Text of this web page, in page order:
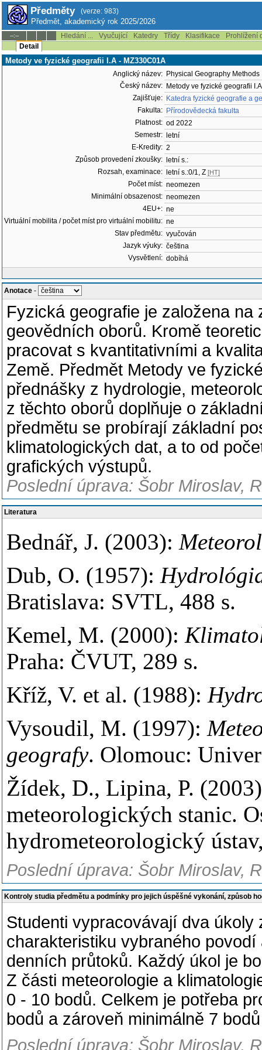
Předměty (verze: 983)
Předmět, akademický rok 2025/2026
--:-- Hledání ... Vyučující Katedry Třídy Klasifikace
Prohlížení
Detail
Metody ve fyzické geografii I.A - MZ330C01A
Anglický název: Physical Geography Methods
Český název: Metody ve fyzické geografii I.A
Zajišťuje: Katedra fyzické geografie a
Fakulta: Přírodovědecká fakulta
Platnost: od 2022
Semestr:
letní
E-Kredity: 2
Způsob provedení zkoušky:
letní s.:
Rozsah, examinace:
letní s.:0/1, Z [HT]
Počet míst: neomezen
Minimální obsazenost: neomezen
4EU+: ne
Virtuální mobilita / počet míst pro virtuální mobilitu: ne
Stav předmětu: vyučován
Jazyk výuky: čeština
Vysvětlení: dobíhá
Anotace -
Fyzická geografie je založena
geovědních oborů. Kromě
pracovat s kvantitativními a
Země. Předmět Metody ve
přednášky z hydrologie,
z těchto oborů doplňuje o
předmětu se probírají základní
klimatologických dat, a to od
grafických výstupů.
Poslední úprava: Šobr Miroslav,
Literatura
Bednář, J. (2003):
Dub, O. (1957):
Bratislava: SVTL, 488 s.
Kemel, M. (2000):
Praha: ČVUT, 289 s.
Kříž, V. et al. (1988):
Vysoudil, M. (1997):
geografy. Olomouc:
Žídek, D., Lipina, P.
meteorologických stanic.
hydrometeorologický
Poslední úprava: Šobr Miroslav,
Kontroly studia předmětu a podmínky pro jejich úspěšné vykonání, způsob
Studenti vypracovávají dva
charakteristiku vybraného
denních průtoků. Každý úkol je
Z části meteorologie a
0 - 10 bodů. Celkem je potřeba
bodů a zároveň minimálně 7
Poslední úprava: Šobr Miroslav,